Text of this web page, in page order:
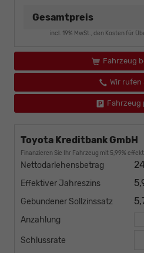
Gesamtpreis
incl. 19% MwSt., den Kosten für
Fahrzeug
Wir rufen
Fahrzeug
Toyota Kreditbank GmbH
Finanzieren Sie Ihr Fahrzeug mit 5,99%
Nettodarlehensbetrag
Effektiver Jahreszins
Gebundener Sollzinssatz
Anzahlung
Schlussrate